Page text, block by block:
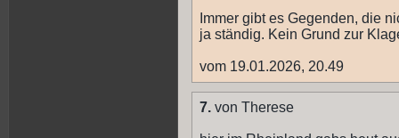
Immer gibt es Gegenden, die
ja ständig. Kein Grund zur
vom 19.01.2026, 20.49
7. von Therese